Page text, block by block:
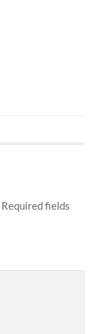
Required fields